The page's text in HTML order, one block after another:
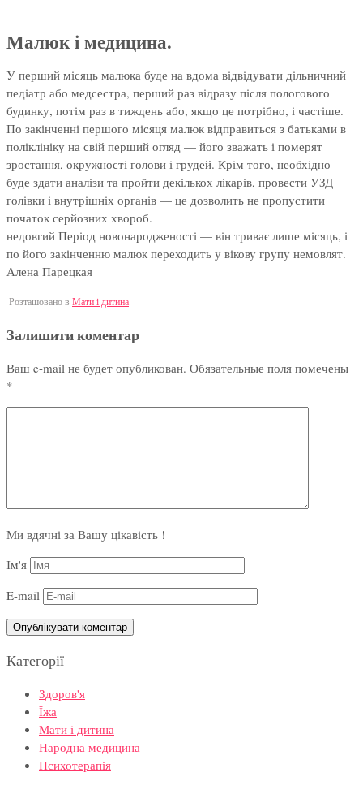
Малюк і медицина.
У перший місяць малюка буде на вдома відвідувати дільничний
педіатр або медсестра, перший раз відразу після пологового
будинку, потім раз в тиждень або, якщо це потрібно, і частіше.
По закінченні першого місяця малюк відправиться з батьками в
поліклініку на свій перший огляд — його зважать і померят
зростання, окружності голови і грудей. Крім того, необхідно
буде здати аналізи та пройти декількох лікарів, провести УЗД
голівки і внутрішніх органів — це дозволить не пропустити
початок серйозних хвороб.
недовгий Період новонародженості — він триває лише місяць, і
по його закінченню малюк переходить у вікову групу немовлят.
Алена Парецкая
Розташовано в Мати і дитина
Залишити коментар
Ваш e-mail не будет опубликован. Обязательные поля помечены
*
Ми вдячні за Вашу цікавість !
Ім'я
E-mail
Категорії
Здоров'я
Їжа
Мати і дитина
Народна медицина
Психотерапія